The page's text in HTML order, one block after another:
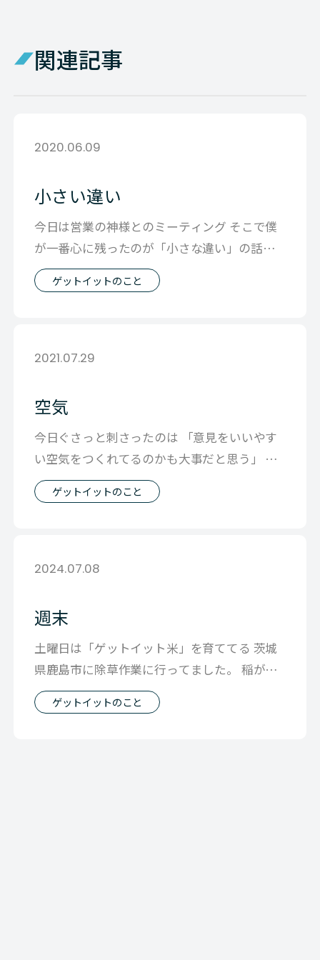
関連記事
2020.06.09
小さい違い
今日は営業の神様とのミーティング そこで僕
が一番心に残ったのが「小さな違い」の話で
す お客様の希望に対して「あー面倒だ」
ゲットイットのこと
2021.07.29
空気
今日ぐさっと刺さったのは 「意見をいいやす
い空気をつくれてるのかも大事だと思う」 と
いう一言。 ゲットイットでは基本 「
ゲットイットのこと
2024.07.08
週末
土曜日は「ゲットイット米」を育ててる 茨城
県鹿島市に除草作業に行ってました。 稲が十
分に大きくなるまでは周りに生えてくる
ゲットイットのこと